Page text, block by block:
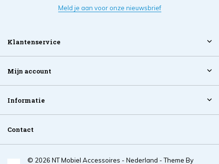
Meld je aan voor onze nieuwsbrief
Klantenservice
Mijn account
Informatie
Contact
© 2026 NT Mobiel Accessoires - Nederland - Theme By